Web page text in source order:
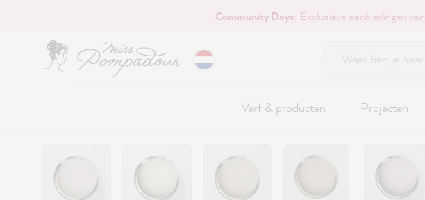
Community Days: Exclusieve aanbiedingen van
Verf & producten Projecten